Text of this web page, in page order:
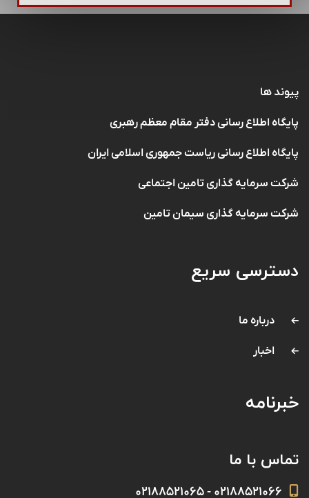
پیوند ها
پایگاه اطلاع رسانی دفتر مقام معظم رهبری
پایگاه اطلاع رسانی ریاست جمهوری اسلامی ایران
شرکت سرمایه گذاری تامین اجتماعی
شرکت سرمایه گذاری سیمان تامین
دسترسی سریع
درباره ما
اخبار
خبرنامه
تماس با ما
۰۲۱۸۸۵۲۱۰۶۶ - ۰۲۱۸۸۵۲۱۰۶۵